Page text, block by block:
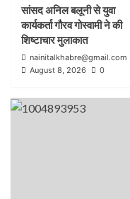
सांसद अनिल बलूनी से युवा
कार्यकर्ता गौरव गोस्वामी ने की
शिष्टाचार मुलाकात
nainitalkhabre@gmail.com
August 8, 2026
0